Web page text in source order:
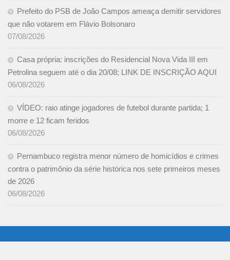
Prefeito do PSB de João Campos ameaça demitir servidores
que não votarem em Flávio Bolsonaro
07/08/2026
Casa própria: inscrições do Residencial Nova Vida III em
Petrolina seguem até o dia 20/08; LINK DE INSCRIÇÃO AQUI
06/08/2026
VÍDEO: raio atinge jogadores de futebol durante partida; 1
morre e 12 ficam feridos
06/08/2026
Pernambuco registra menor número de homicídios e crimes
contra o patrimônio da série histórica nos sete primeiros meses
de 2026
06/08/2026